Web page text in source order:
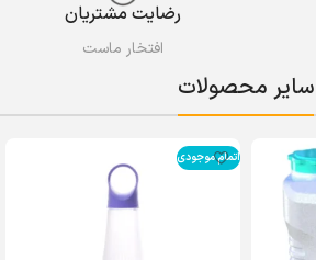
رضایت مشتریان
افتخار ماست
سایر محصولات
اتمام موجودی